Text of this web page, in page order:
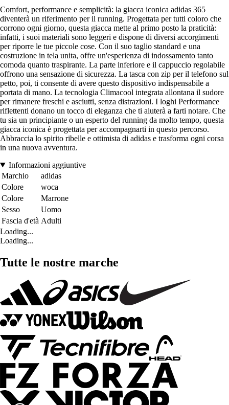
Comfort, performance e semplicità: la giacca iconica adidas 365
diventerà un riferimento per il running. Progettata per tutti coloro che
corrono ogni giorno, questa giacca mette al primo posto la praticità:
infatti, i suoi materiali sono leggeri e dispone di diversi accorgimenti
per riporre le tue piccole cose. Con il suo taglio standard e una
costruzione in tela unita, offre un'esperienza di indossamento tanto
comoda quanto traspirante. La parte inferiore e il cappuccio regolabile
offrono una sensazione di sicurezza. La tasca con zip per il telefono sul
petto, poi, ti consente di avere questo dispositivo indispensabile a
portata di mano. La tecnologia Climacool integrata allontana il sudore
per rimanere freschi e asciutti, senza distrazioni. I loghi Performance
riflettenti donano un tocco di eleganza che ti aiuterà a farti notare. Che
tu sia un principiante o un esperto del running da molto tempo, questa
giacca iconica è progettata per accompagnarti in questo percorso.
Abbraccia lo spirito ribelle e ottimista di adidas e trasforma ogni corsa
in una nuova avventura.
Informazioni aggiuntive
Marchio
adidas
Colore
woca
Colore
Marrone
Sesso
Uomo
Fascia d'età Adulti
Loading...
Loading...
Tutte le nostre marche